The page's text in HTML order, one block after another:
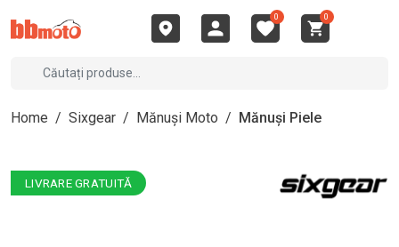
0 0
Home / Sixgear / Mănuși Moto / Mănuși Piele
LIVRARE GRATUITĂ